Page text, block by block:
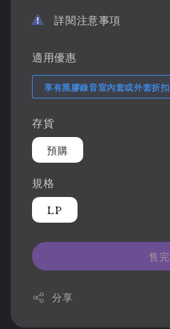
詳閱注意事項
適用優惠
享有黑膠錄音室內套或外套折扣
存貨
預購
規格
LP
售完
分享